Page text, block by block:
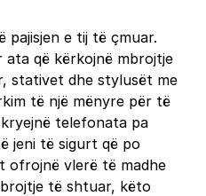
pajisjen e tij të çmuar.
ata që kërkojnë mbrojtje
stativet dhe stylusët me
të një mënyre për të
telefonata pa
jeni të sigurt që po
ofrojnë vlerë të madhe
të shtuar, këto